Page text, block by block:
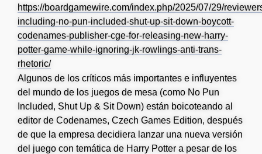
https://boardgamewire.com/index.php/2025/07/29/
including-no-pun-included-shut-up-sit-down-boycott-
codenames-publisher-cge-for-releasing-new-harry-
potter-game-while-ignoring-jk-rowlings-anti-trans-
rhetoric/
Algunos de los críticos más importantes e influyentes
del mundo de los juegos de mesa (como No Pun
Included, Shut Up & Sit Down) están boicoteando al
editor de Codenames, Czech Games Edition, después
de que la empresa decidiera lanzar una nueva versión
del juego con temática de Harry Potter a pesar de los